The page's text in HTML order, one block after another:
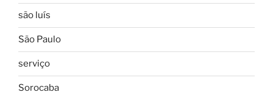
são luís
São Paulo
serviço
Sorocaba